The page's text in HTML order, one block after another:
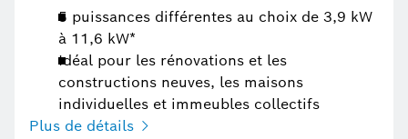
5 puissances différentes au choix de 3,9 kW
à 11,6 kW*
Idéal pour les rénovations et les
constructions neuves, les maisons
individuelles et immeubles collectifs
Plus de détails